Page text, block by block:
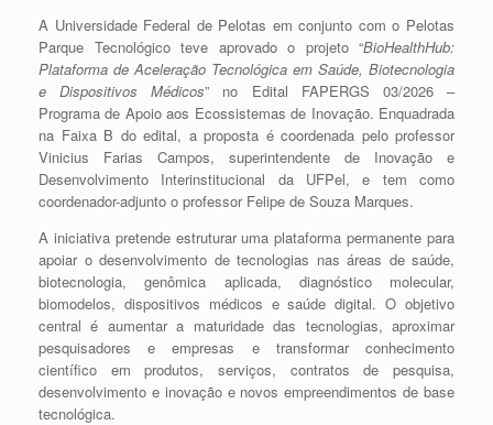
A Universidade Federal de Pelotas em conjunto com o Pelotas
Parque Tecnológico teve aprovado o projeto “BioHealthHub:
Plataforma de Aceleração Tecnológica em Saúde, Biotecnologia
e Dispositivos Médicos” no Edital FAPERGS 03/2026 –
Programa de Apoio aos Ecossistemas de Inovação. Enquadrada
na Faixa B do edital, a proposta é coordenada pelo professor
Vinicius Farias Campos, superintendente de Inovação e
Desenvolvimento Interinstitucional da UFPel, e tem como
coordenador-adjunto o professor Felipe de Souza Marques.
A iniciativa pretende estruturar uma plataforma permanente para
apoiar o desenvolvimento de tecnologias nas áreas de saúde,
biotecnologia, genômica aplicada, diagnóstico molecular,
biomodelos, dispositivos médicos e saúde digital. O objetivo
central é aumentar a maturidade das tecnologias, aproximar
pesquisadores e empresas e transformar conhecimento
científico em produtos, serviços, contratos de pesquisa,
desenvolvimento e inovação e novos empreendimentos de base
tecnológica.